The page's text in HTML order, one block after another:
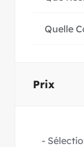
Prix
-